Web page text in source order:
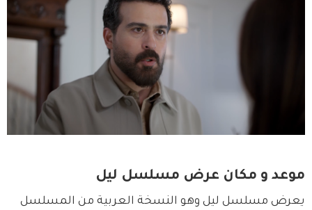
موعد و مكان عرض مسلسل ليل
يعرض مسلسل ليل وهو النسخة العربية من المسلسل